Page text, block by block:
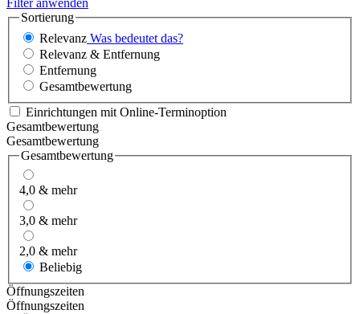
Filter anwenden
Sortierung
Relevanz Was bedeutet das?
Relevanz & Entfernung
Entfernung
Gesamtbewertung
Einrichtungen mit Online-Terminoption
Gesamtbewertung
Gesamtbewertung
Gesamtbewertung
4,0 & mehr
3,0 & mehr
2,0 & mehr
Beliebig
Öffnungszeiten
Öffnungszeiten